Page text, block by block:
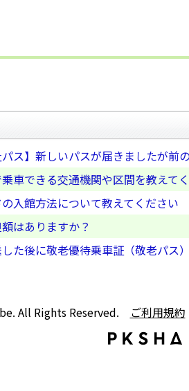
パス】新しいパスが届きましたが
車できる交通機関や区間を教えて
入館方法について教えてください
はありますか？
た後に敬老優待乗車証（敬老パス
All Rights Reserved. ご利用規約